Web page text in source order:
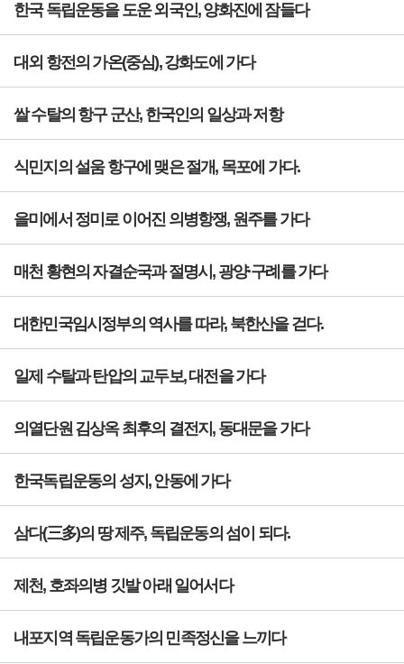
한국 독립운동을 도운 외국인, 양화진에 잠들다
대외 항전의 가온(중심), 강화도에 가다
쌀 수탈의 항구 군산, 한국인의 일상과 저항
식민지의 설움 항구에 맺은 절개, 목포에 가다.
을미에서 정미로 이어진 의병항쟁, 원주를 가다
매천 황현의 자결순국과 절명시, 광양·구례를 가다
대한민국임시정부의 역사를 따라, 북한산을 걷다.
일제 수탈과 탄압의 교두보, 대전을 가다
의열단원 김상옥 최후의 결전지, 동대문을 가다
한국독립운동의 성지, 안동에 가다
삼다(三多)의 땅 제주, 독립운동의 섬이 되다.
제천, 호좌의병 깃발 아래 일어서다
내포지역 독립운동가의 민족정신을 느끼다